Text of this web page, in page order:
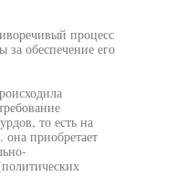
процесс
за обеспечение его
то есть на
приобретает